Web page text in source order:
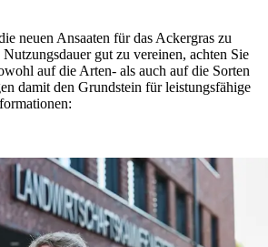
neuen Ansaaten für das Ackergras zu
gut zu vereinen, achten Sie
auf die Arten- als auch auf die Sorten
damit den Grundstein für leistungsfähige